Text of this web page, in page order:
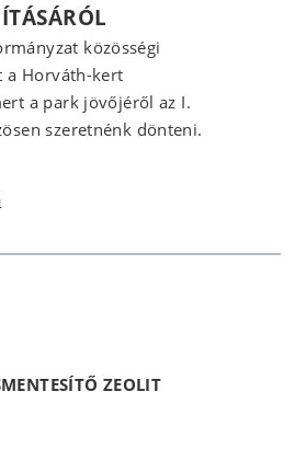
közösségi
a Horváth-kert
a park jövőjéről az I.
szeretnénk dönteni.
ZEOLIT